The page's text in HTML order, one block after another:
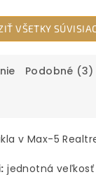
VŠETKY
Podobné (3)
v Max-5
jednotná veľkosť